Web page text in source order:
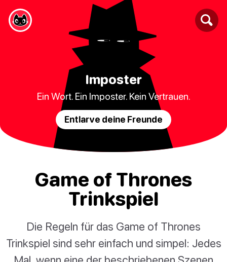
Imposter
Ein Wort. Ein Imposter. Kein Vertrauen.
Entlarve deine Freunde
Game of Thrones
Trinkspiel
Die Regeln für das Game of Thrones
Trinkspiel sind sehr einfach und simpel: Jedes